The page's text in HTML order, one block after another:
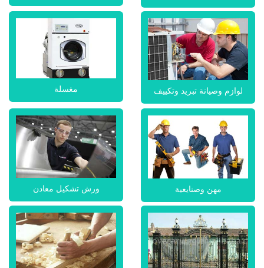
لوازم وصيانة تبريد وتكييف مغسلة
مهن وصنايعية ورش تشكيل معادن